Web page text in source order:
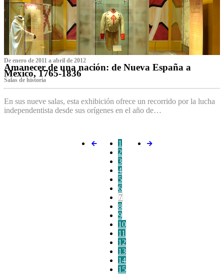
De enero de 2011 a abril de 2012
Amanecer de una nación: de Nueva España a
México, 1765-1836
Salas de historia
En sus nueve salas, esta exhibición ofrece un recorrido por la lucha
independentista desde sus orígenes en el año de…
1
2
3
4
5
6
7
8
9
10
11
12
13
14
15